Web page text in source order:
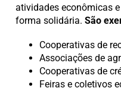
atividades econômicas
forma solidária. São
Cooperativas de
Associações de
Cooperativas de
Feiras e coletivos